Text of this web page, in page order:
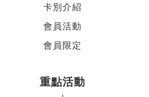
卡別介紹
會員活動
會員限定
重點活動